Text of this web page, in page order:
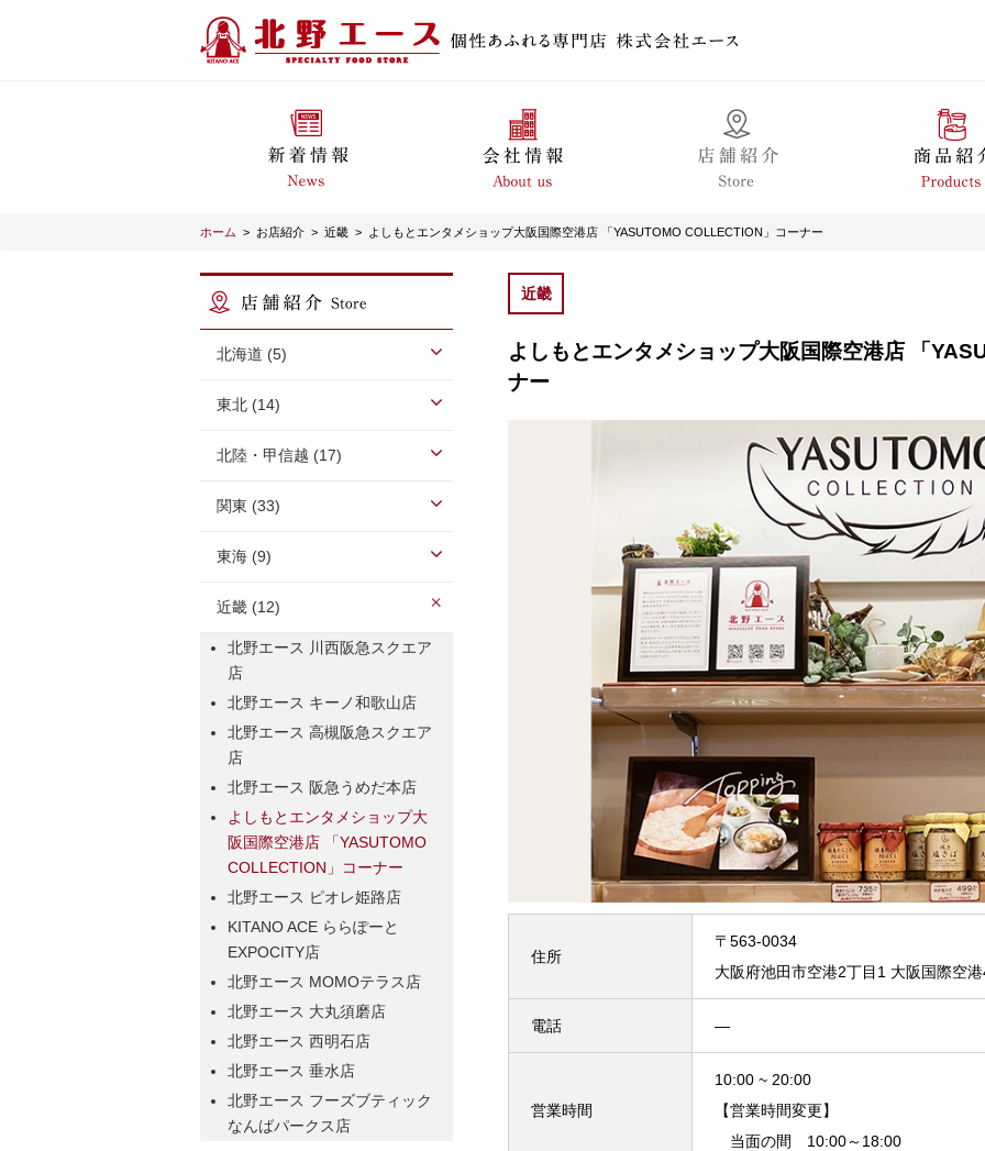
ホーム > お店紹介 > 近畿 > よしもとエンタメショップ大阪国際空港店 「YASUTOMO COLLECTION」コーナー
北海道 (5)
東北 (14)
北陸・甲信越 (17)
関東 (33)
東海 (9)
近畿 (12)
北野エース 川西阪急スクエア
店
北野エース キーノ和歌山店
北野エース 高槻阪急スクエア
店
北野エース 阪急うめだ本店
よしもとエンタメショップ大
阪国際空港店 「YASUTOMO
COLLECTION」コーナー
北野エース ピオレ姫路店
KITANO ACE ららぽーと
EXPOCITY店
北野エース MOMOテラス店
北野エース 大丸須磨店
北野エース 西明石店
北野エース 垂水店
北野エース フーズブティック
なんばパークス店
近畿
よしもとエンタメショップ大阪国際空港店 「
ナー
住所
〒563-0034
大阪府池田市空港2丁目1 大阪国際空
電話 —
営業時間
10:00 ~ 20:00
【営業時間変更】
当面の間 10:00～18:00